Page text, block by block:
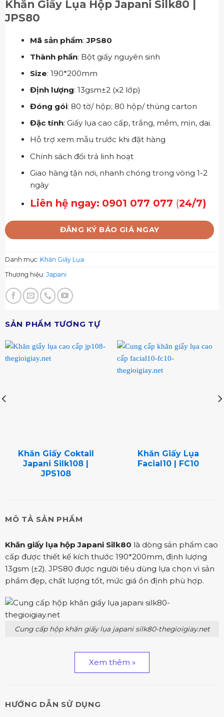
Khăn Giấy Lụa Hộp Japani Silk80 |
JPS80
Mã sản phẩm: JPS80
Thành phần: Bột giấy nguyên sinh
Size: 190*200mm
Định lượng: 13gsm±2 (x2 lớp)
Đóng gói: 80 tờ/ hộp; 80 hộp/ thùng carton
Đặc tính: Giấy lụa cao cấp, trắng, mềm, mịn, dai.
Hỗ trợ xem mẫu trước khi đặt hàng
Chính sách đổi trả linh hoạt
Giao hàng tận nơi, nhanh chóng trong vòng 1-2
ngày
Liên hệ ngay: 0901 077 077 (24/7)
ĐĂNG KÝ BÁO GIÁ NGAY
Danh mục: Khăn Giấy Lụa
Thương hiệu: Japani
SẢN PHẨM TƯƠNG TỰ
Khăn Giấy Coktail
Japani Silk108 |
JPS108
Khăn Giấy Lụa
Facial10 | FC10
MÔ TẢ SẢN PHẨM
Khăn giấy lụa hộp Japani Silk80 là dòng sản phẩm cao
cấp được thiết kế kích thước 190*200mm, định lượng
13gsm (±2). JPS80 được người tiêu dùng lựa chọn vì sản
phẩm đẹp, chất lượng tốt, mức giá ổn định phù hợp.
Cung cấp hộp khăn giấy lụa japani silk80-thegioigiay.net
Xem thêm »
HƯỚNG DẪN SỬ DỤNG